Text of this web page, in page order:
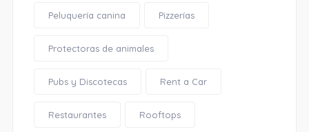
Peluquería canina Pizzerías
Protectoras de animales
Pubs y Discotecas Rent a Car
Restaurantes Rooftops